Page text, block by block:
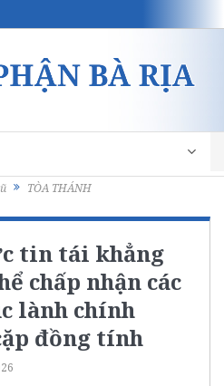
TÒA THÁNH
tin tái khẳng
chấp nhận các
lành chính
đồng tính